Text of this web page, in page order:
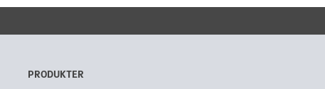
PRODUKTER